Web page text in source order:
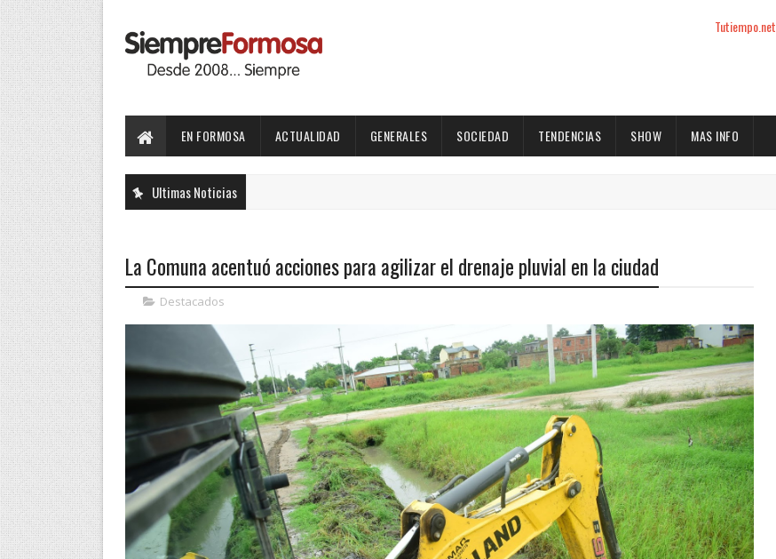
Tutiempo.net
EN FORMOSA ACTUALIDAD GENERALES SOCIEDAD TENDENCIAS SHOW MAS INFO
Ultimas Noticias
La Comuna acentuó acciones para agilizar el drenaje pluvial en la ciudad
Destacados